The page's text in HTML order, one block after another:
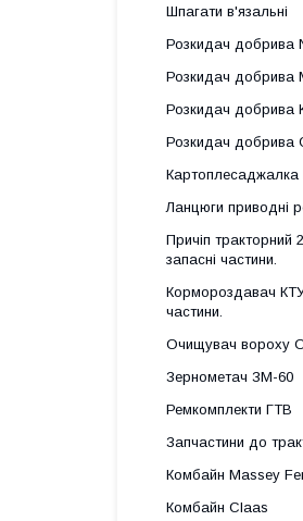
Шпагати в'язальні
Розкидач добрива
Розкидач добрива
Розкидач добрива
Розкидач добрива
Картоплесаджалка
Ланцюги приводні
Причіп тракторний
запасні частини.
Кормороздавач
частини.
Очищувач вороху
Зернометач ЗМ-60
Ремкомплекти ГТВ
Запчастини до
Комбайн Massey
Комбайн Claas